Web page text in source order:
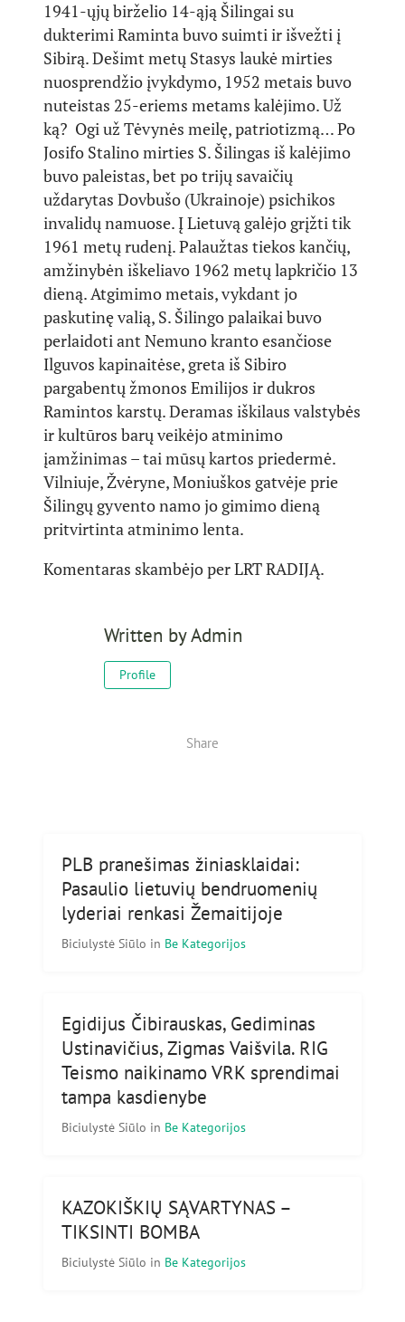
1941-ųjų birželio 14-ąją Šilingai su
dukterimi Raminta buvo suimti ir išvežti į
Sibirą. Dešimt metų Stasys laukė mirties
nuosprendžio įvykdymo, 1952 metais buvo
nuteistas 25-eriems metams kalėjimo. Už
ką? Ogi už Tėvynės meilę, patriotizmą… Po
Josifo Stalino mirties S. Šilingas iš kalėjimo
buvo paleistas, bet po trijų savaičių
uždarytas Dovbušo (Ukrainoje) psichikos
invalidų namuose. Į Lietuvą galėjo grįžti tik
1961 metų rudenį. Palaužtas tiekos kančių,
amžinybėn iškeliavo 1962 metų lapkričio 13
dieną. Atgimimo metais, vykdant jo
paskutinę valią, S. Šilingo palaikai buvo
perlaidoti ant Nemuno kranto esančiose
Ilguvos kapinaitėse, greta iš Sibiro
pargabentų žmonos Emilijos ir dukros
Ramintos karstų. Deramas iškilaus valstybės
ir kultūros barų veikėjo atminimo
įamžinimas – tai mūsų kartos priedermė.
Vilniuje, Žvėryne, Moniuškos gatvėje prie
Šilingų gyvento namo jo gimimo dieną
pritvirtinta atminimo lenta.
Komentaras skambėjo per LRT RADIJĄ.
Written byAdmin
Profile
Share
PLB pranešimas žiniasklaidai:
Pasaulio lietuvių bendruomenių
lyderiai renkasi Žemaitijoje
Biciulystė Siūlo in Be Kategorijos
Egidijus Čibirauskas, Gediminas
Ustinavičius, Zigmas Vaišvila. RIG
Teismo naikinamo VRK sprendimai
tampa kasdienybe
Biciulystė Siūlo in Be Kategorijos
KAZOKIŠKIŲ SĄVARTYNAS –
TIKSINTI BOMBA
Biciulystė Siūlo in Be Kategorijos